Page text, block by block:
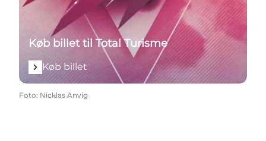
Køb billet til Total Turisme
Køb billet
Foto: Nicklas Anvig